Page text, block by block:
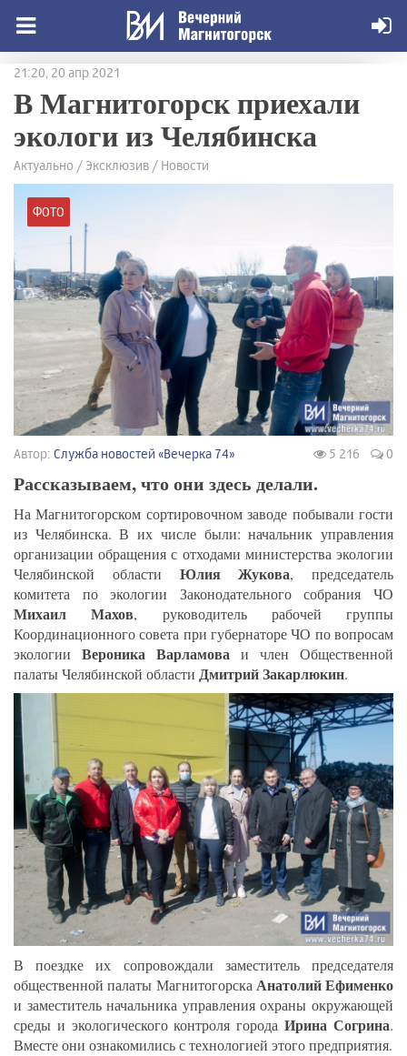
21:20, 20 апр 2021
В Магнитогорск приехали
экологи из Челябинска
Актуально / Эксклюзив / Новости
ФОТО
Автор: Служба новостей «Вечерка 74» 5 216 0
Рассказываем, что они здесь делали.
На Магнитогорском сортировочном заводе побывали гости
из Челябинска. В их числе были: начальник управления
организации обращения с отходами министерства экологии
Челябинской области Юлия Жукова, председатель
комитета по экологии Законодательного собрания ЧО
Михаил Махов, руководитель рабочей группы
Координационного совета при губернаторе ЧО по вопросам
экологии Вероника Варламова и член Общественной
палаты Челябинской области Дмитрий Закарлюкин.
В поездке их сопровождали заместитель председателя
общественной палаты Магнитогорска Анатолий Ефименко
и заместитель начальника управления охраны окружающей
среды и экологического контроля городаИрина Согрина.
Вместе они ознакомились с технологией этого предприятия.